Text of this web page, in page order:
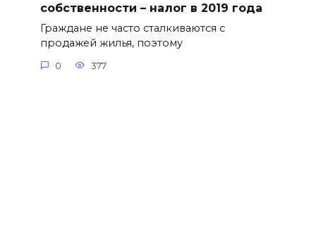
собственности – налог в 2019 года
Граждане не часто сталкиваются с
продажей жилья, поэтому
0 377